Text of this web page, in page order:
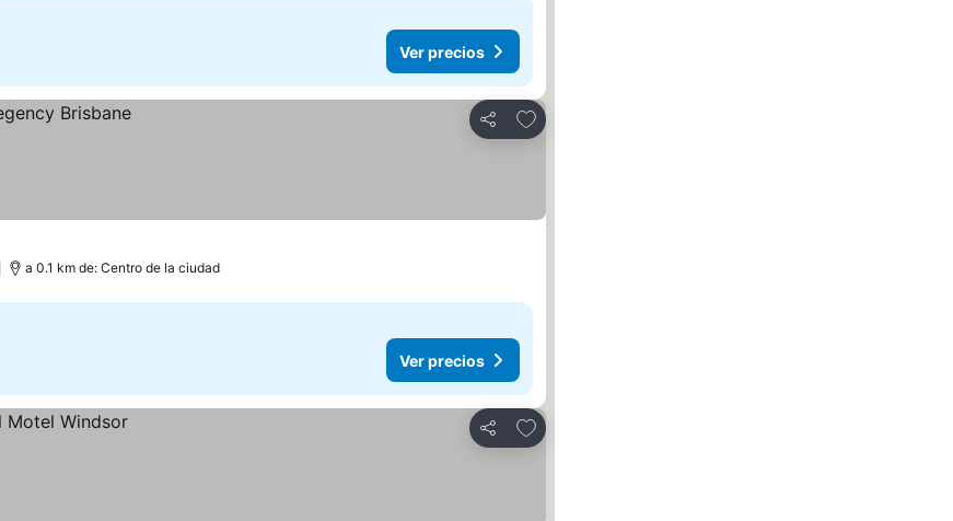
Ver precios
Compartir
Agregar a favoritos
a 0.1 km de: Centro de la ciudad
Ver precios
Compartir
Agregar a favoritos